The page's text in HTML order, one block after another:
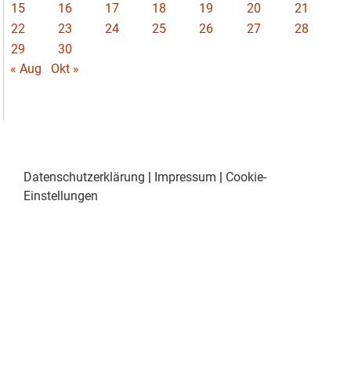
15
16 17 18 19 20
21
22
23 24 25 26 27
28
29
30
« Aug
Okt »
Datenschutzerklärung Impressum
Cookie-
Einstellungen